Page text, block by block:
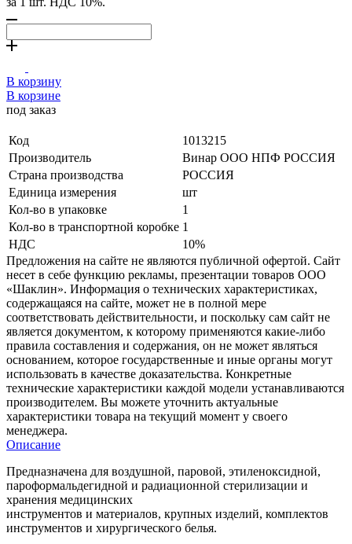
В корзину
В корзине
под заказ
Код
1013215
Производитель
Винар ООО НПФ РОССИЯ
Страна производства
РОССИЯ
Единица измерения
шт
Кол-во в упаковке
1
Кол-во в транспортной коробке 1
НДС
10%
Предложения на сайте не являются публичной офертой. Сайт
несет в себе функцию рекламы, презентации товаров ООО
«Шаклин». Информация о технических характеристиках,
содержащаяся на сайте, может не в полной мере
соответствовать действительности, и поскольку сам сайт не
является документом, к которому применяются какие-либо
правила составления и содержания, он не может являться
основанием, которое государственные и иные органы могут
использовать в качестве доказательства. Конкретные
технические характеристики каждой модели устанавливаются
производителем. Вы можете уточнить актуальные
характеристики товара на текущий момент у своего
менеджера.
Описание
Предназначена для воздушной, паровой, этиленоксидной,
пароформальдегидной и радиационной стерилизации и
хранения медицинских
инструментов и материалов, крупных изделий, комплектов
инструментов и хирургического белья.